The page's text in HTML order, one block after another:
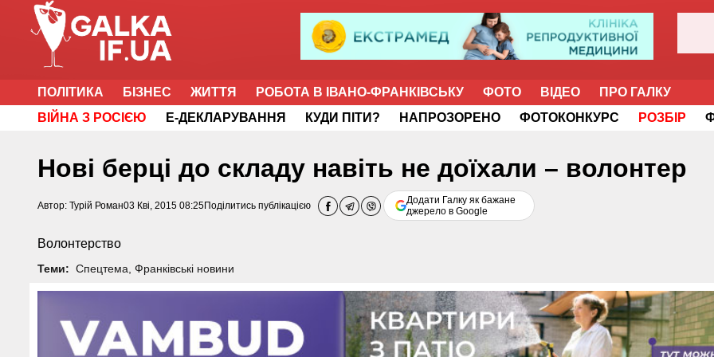
ПОЛІТИКА БІЗНЕС ЖИТТЯ РОБОТА В ІВАНО-ФРАНКІВСЬКУ ФОТО ВІДЕО
ПРО ГАЛКУ
ВІЙНА З РОСІЄЮ
Е-ДЕКЛАРУВАННЯ КУДИ ПІТИ? НАПРОЗОРЕНО ФОТОКОНКУРС РОЗБІР
Нові берці до складу навіть не доїхали – волонтер
Автор: Турій Роман03 Кві, 2015 08:25Поділитись публікацією
Додати Галку як бажане
джерело в Google
Волонтерство
Теми: Спецтема Франківські новини